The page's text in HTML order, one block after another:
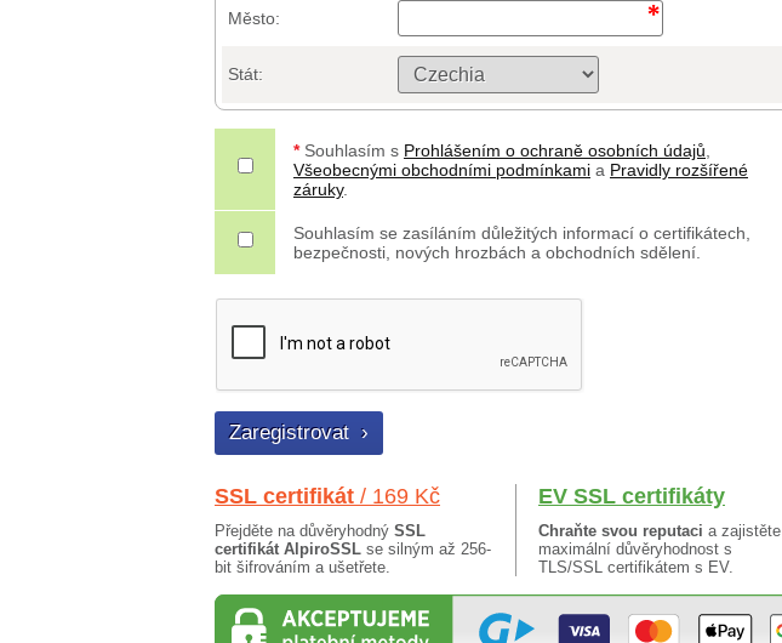
Město:
Stát:
* Souhlasím s Prohlášením o ochraně osobních údajů
Všeobecnými obchodními podmínkami a Pravidly rozšířené
záruky.
Souhlasím se zasíláním důležitých informací o certifikátech,
bezpečnosti, nových hrozbách a obchodních sdělení.
SSL certifikát / 169 Kč
Přejděte na důvěryhodný SSL
certifikát AlpiroSSL se silným až 256-
bit šifrováním a ušetřete.
EV SSL certifikáty
Chraňte svou reputaci a zajistěte
maximální důvěryhodnost s
TLS/SSL certifikátem s EV.